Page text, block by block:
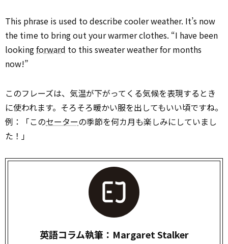
This phrase is used to describe cooler weather. It’s now
the time to bring out your warmer clothes. “I have been
lookingforward to this sweater weather for months
now!”
このフレーズは、気温が下がってくる気候を表現するとき
に使われます。そろそろ暖かい服を出してもいい頃ですね。
例：「このセーターの季節を何カ月も楽しみにしていまし
た！」
英語コラム執筆：Margaret Stalker